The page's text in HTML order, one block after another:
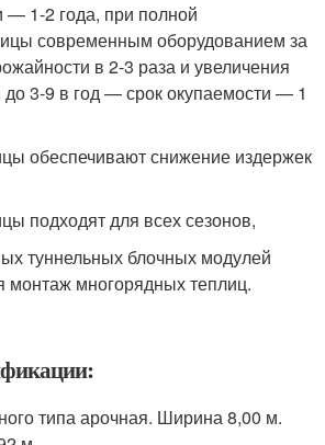
— 1-2 года, при полной
современным оборудованием за
в 2-3 раза и увеличения
до 3-9 в год — срок окупаемости — 1
обеспечивают снижение издержек
подходят для всех сезонов,
туннельных блочных модулей
монтаж многорядных теплиц.
типа арочная. Ширина 8,00 м.